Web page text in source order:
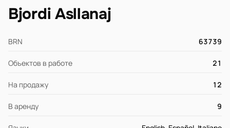
Bjordi Asllanaj
BRN 63739
Объектов в работе 21
На продажу 12
В аренду 9